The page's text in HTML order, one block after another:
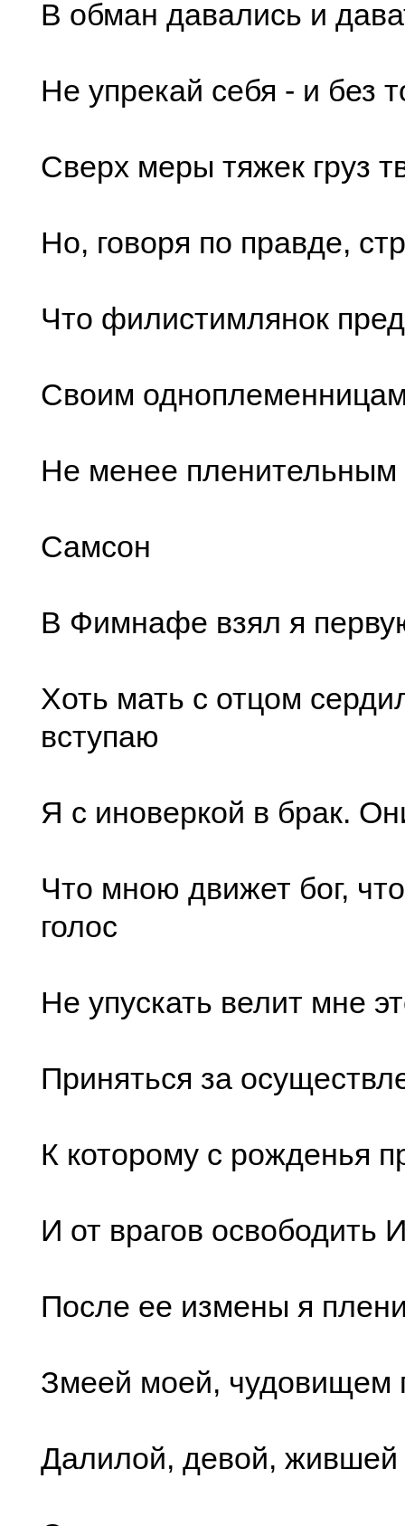
В обман давались и
Не упрекай себя - и без
Сверх меры тяжек груз
Но, говоря по правде,
Что филистимлянок
Своим
Не менее пленительным
Самсон
В Фимнафе взял я
Хоть мать с отцом
вступаю
Я с иноверкой в брак.
Что мною движет бог,
голос
Не упускать велит мне
Приняться за
К которому с рожденья
И от врагов освободить
После ее измены я
Змеей моей, чудовищем
Далилой, девой, жившей